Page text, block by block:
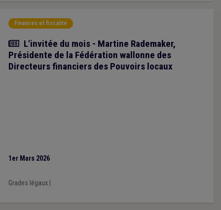
Finances et fiscalité
Article
L'invitée du mois - Martine Rademaker,
Présidente de la Fédération wallonne des
Directeurs financiers des Pouvoirs locaux
1er Mars 2026
Grades légaux|